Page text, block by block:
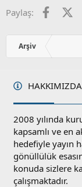
Paylaş:
Arşiv
HAKKIMIZDA
2008 yılında
kapsamlı ve en
hedefiyle yayın
gönüllülük
konuda sizlere
çalışmaktadır.